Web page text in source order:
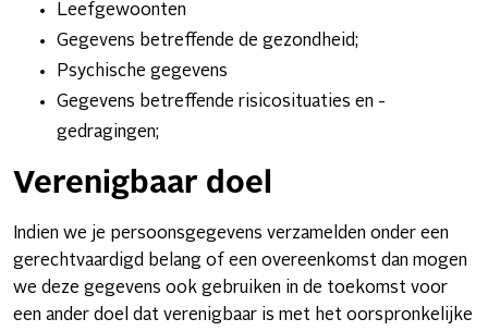
Leefgewoonten
Gegevens betreffende de gezondheid;
Psychische gegevens
Gegevens betreffende risicosituaties en -
gedragingen;
Verenigbaar doel
Indien we je persoonsgegevens verzamelden onder een
gerechtvaardigd belang of een overeenkomst dan mogen
we deze gegevens ook gebruiken in de toekomst voor
een ander doel dat verenigbaar is met het oorspronkelijke